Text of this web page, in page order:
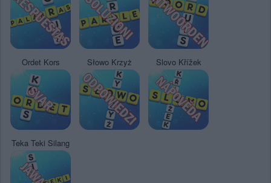
Ordet Kors Słowo Krzyż Slovo Křížek
Teka Teki Silang